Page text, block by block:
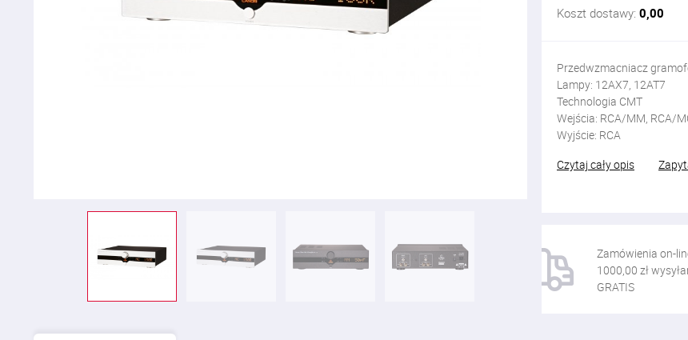
Koszt dostawy: 0,00
Przedwzmacniacz
Lampy: 12AX7, 12AT7
Technologia CMT
Wejścia: RCA/MM, RCA/
Wyjście: RCA
Czytaj cały opis
Zamówienia on-
1000,00 zł
GRATIS